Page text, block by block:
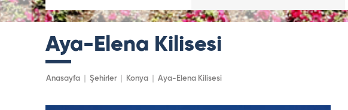
Aya-Elena Kilisesi
Anasayfa Şehirler Konya Aya-Elena Kilisesi